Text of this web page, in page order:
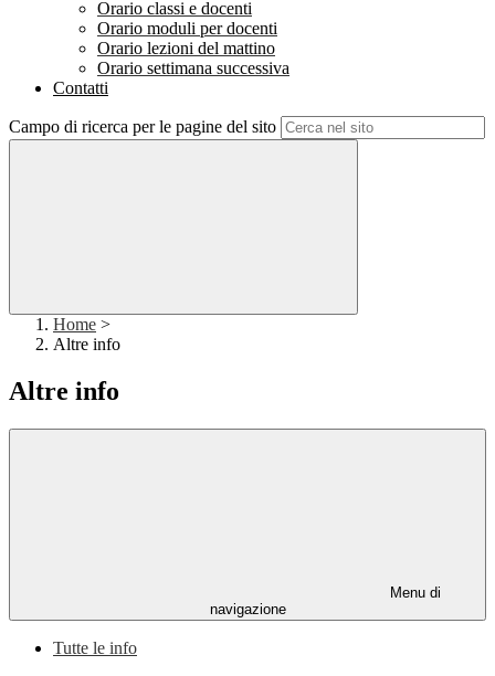
Orario classi e docenti
Orario moduli per docenti
Orario lezioni del mattino
Orario settimana successiva
Contatti
Campo di ricerca per le pagine del sito
Home >
Altre info
Altre info
Menu di
navigazione
Tutte le info